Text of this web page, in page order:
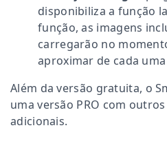
disponibiliza a função
função, as imagens
carregarão no
aproximar de cada
Além da versão gratuita, o
uma versão PRO com
adicionais.